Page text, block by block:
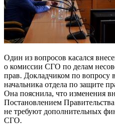
Один из вопросов касался
о комиссии СГО по делам
прав. Докладчиком по вопросу
начальника отдела по защите
Она пояснила, что изменения
Постановлением
не требуют дополнительных
СГО.